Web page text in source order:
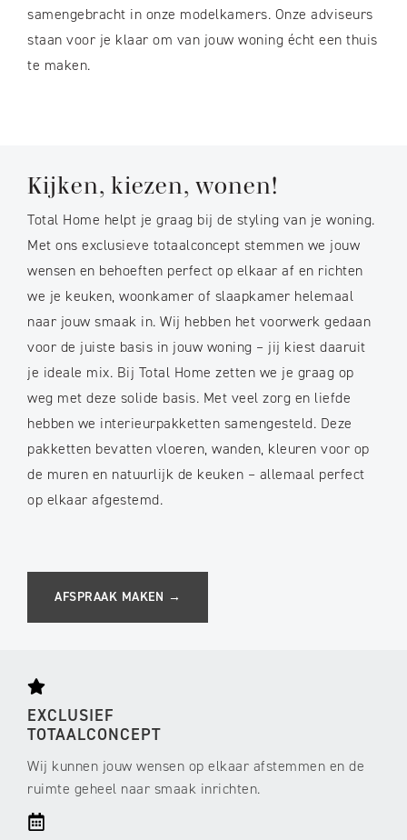
samengebracht in onze modelkamers. Onze adviseurs
staan voor je klaar om van jouw woning écht een thuis
te maken.
Kijken, kiezen, wonen!
Total Home helpt je graag bij de styling van je woning.
Met ons exclusieve totaalconcept stemmen we jouw
wensen en behoeften perfect op elkaar af en richten
we je keuken, woonkamer of slaapkamer helemaal
naar jouw smaak in. Wij hebben het voorwerk gedaan
voor de juiste basis in jouw woning – jij kiest daaruit
je ideale mix. Bij Total Home zetten we je graag op
weg met deze solide basis. Met veel zorg en liefde
hebben we interieurpakketten samengesteld. Deze
pakketten bevatten vloeren, wanden, kleuren voor op
de muren en natuurlijk de keuken – allemaal perfect
op elkaar afgestemd.
AFSPRAAK MAKEN →
EXCLUSIEF
TOTAALCONCEPT
Wij kunnen jouw wensen op elkaar afstemmen en de
ruimte geheel naar smaak inrichten.